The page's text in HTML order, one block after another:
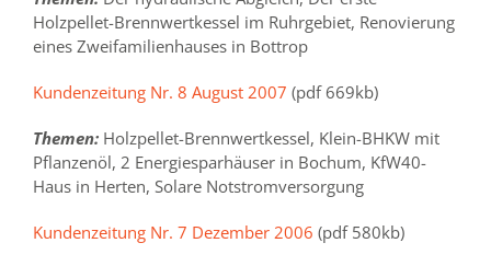
Holzpellet-Brennwertkessel im Ruhrgebiet, Renovierung
eines Zweifamilienhauses in Bottrop
Kundenzeitung Nr. 8 August 2007 (pdf 669kb)
Themen: Holzpellet-Brennwertkessel, Klein-BHKW mit
Pflanzenöl, 2 Energiesparhäuser in Bochum, KfW40-
Haus in Herten, Solare Notstromversorgung
Kundenzeitung Nr. 7 Dezember 2006 (pdf 580kb)